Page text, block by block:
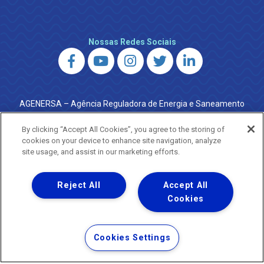
Nossas Redes Sociais
AGENERSA – Agência Reguladora de Energia e Saneamento
do Estado do Rio de Janeiro
0800 024 9040 · (21) 2332-6457 (WhatsApp) ·
ouvidoria@agenersa.rj.gov.br/ouvidoria.agenersa@gmail.com
·http://www.agenersa.rj.gov.br
Uma empresa
Copyright ® 2026 - Todos os Direitos Reservados.
Termos Gerais de Uso de Sites e Aplicativos
Política de Privacidade e Proteção de Dados
By clicking “Accept All Cookies”, you agree to the storing of
cookies on your device to enhance site navigation, analyze
site usage, and assist in our marketing efforts.
Accept All
Cookies
Reject All
Cookies Settings